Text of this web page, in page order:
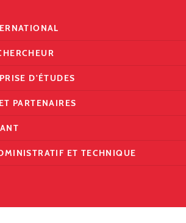
D'ÉTUDES
PARTENAIRES
ET TECHNIQUE